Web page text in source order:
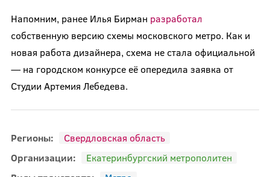
Напомним, ранее Илья Бирман разработал
собственную версию схемы московского метро. Как и
новая работа дизайнера, схема не стала официальной
— на городском конкурсе её опередила заявка от
Студии Артемия Лебедева.
Регионы:
Свердловская область
Организации:
Екатеринбургский метрополитен